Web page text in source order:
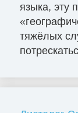
языка, эту
тяжёлых